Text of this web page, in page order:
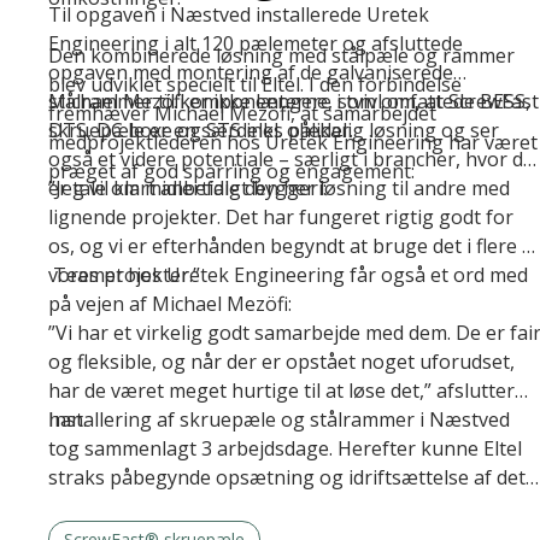
Den kombinerede løsning med stålpæle og rammer
blev udviklet specielt til Eltel. I den forbindelse
fremhæver Michael Mezöfi, at samarbejdet
medprojektlederen hos Uretek Engineering har været
præget af god sparring og engagement:
Til opgaven i Næstved installerede Uretek
Engineering i alt 120 pælemeter og afsluttede
opgaven med montering af de galvaniserede
stålrammer til komponenterne, som omfattede BESS,
DTS, DC boxe og STS inkl. oliekar.
Michael Mezöfi er ikke længere i tvivl om, at ScrewFast
skruepæle er en særdeles pålidelig løsning og ser
også et videre potentiale – særligt i brancher, hvor der
er tale om midlertidigt byggeri:
”Jeg vil klart anbefale den her løsning til andre med
lignende projekter. Det har fungeret rigtig godt for
os, og vi er efterhånden begyndt at bruge det i flere af
vores projekter.”
Teamet hos Uretek Engineering får også et ord med
på vejen af Michael Mezöfi:
”Vi har et virkelig godt samarbejde med dem. De er fair
og fleksible, og når der er opstået noget uforudset,
har de været meget hurtige til at løse det,” afslutter
han.
Installering af skruepæle og stålrammer i Næstved
tog sammenlagt 3 arbejdsdage. Herefter kunne Eltel
straks påbegynde opsætning og idriftsættelse af det